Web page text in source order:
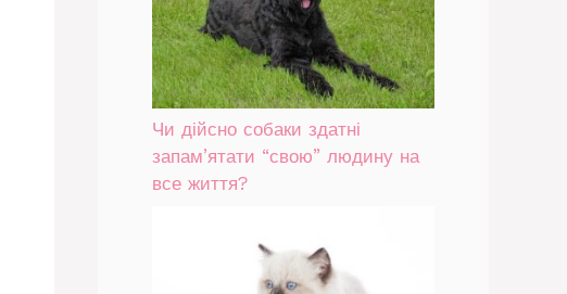
Чи дійсно собаки здатні
запам’ятати “свою” людину на
все життя?